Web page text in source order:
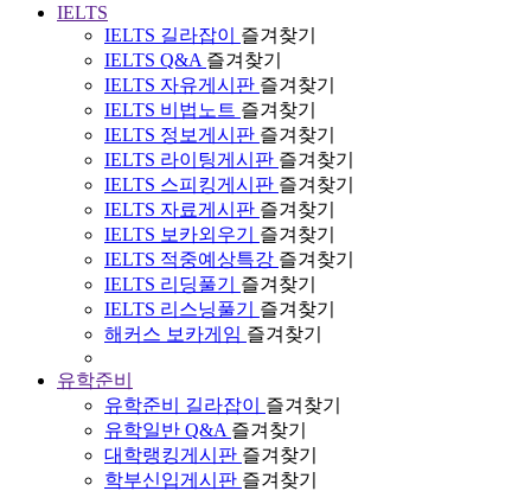
IELTS
IELTS 길라잡이
즐겨찾기
IELTS Q&A 즐겨찾기
IELTS 자유게시판 즐겨찾기
IELTS 비법노트 즐겨찾기
IELTS 정보게시판 즐겨찾기
IELTS 라이팅게시판 즐겨찾기
IELTS 스피킹게시판 즐겨찾기
IELTS 자료게시판 즐겨찾기
IELTS 보카외우기
즐겨찾기
IELTS 적중예상특강 즐겨찾기
IELTS 리딩풀기
즐겨찾기
IELTS 리스닝풀기
즐겨찾기
해커스 보카게임 즐겨찾기
유학준비
유학준비 길라잡이
즐겨찾기
유학일반 Q&A 즐겨찾기
대학랭킹게시판 즐겨찾기
학부신입게시판 즐겨찾기